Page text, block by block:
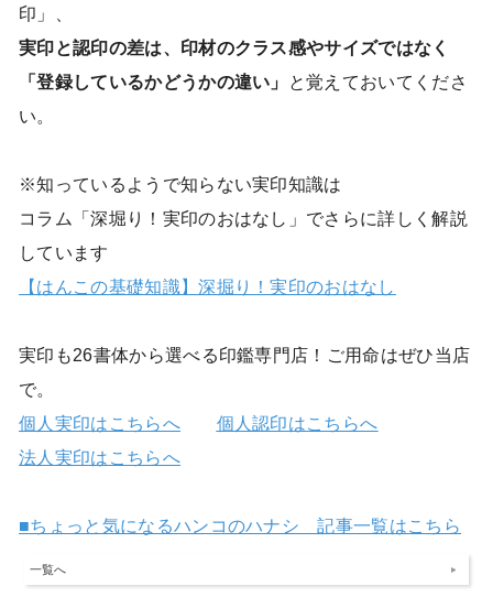
印」、
実印と認印の差は、印材のクラス感やサイズではなく
「登録しているかどうかの違い」
と覚えておいてくださ
い。
※知っているようで知らない実印知識は
コラム「深堀り！実印のおはなし」でさらに詳しく解説
しています
【はんこの基礎知識】深掘り！実印のおはなし
実印も26書体から選べる印鑑専門店！ご用命はぜひ当店
で。
個人実印はこちらへ
個人認印はこちらへ
法人実印はこちらへ
■ちょっと気になるハンコのハナシ 記事一覧はこちら
一覧へ